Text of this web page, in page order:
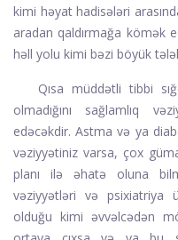
kimi həyat hadisələri
aradan qaldırmağa kömək
həll yolu kimi bəzi böyük
Qısa müddətli tibbi
olmadığını sağlamlıq
edəcəkdir. Astma və ya
vəziyyətiniz varsa, çox
planı ilə əhatə oluna
vəziyyətləri və psixiatriya
olduğu kimi əvvəlcədən